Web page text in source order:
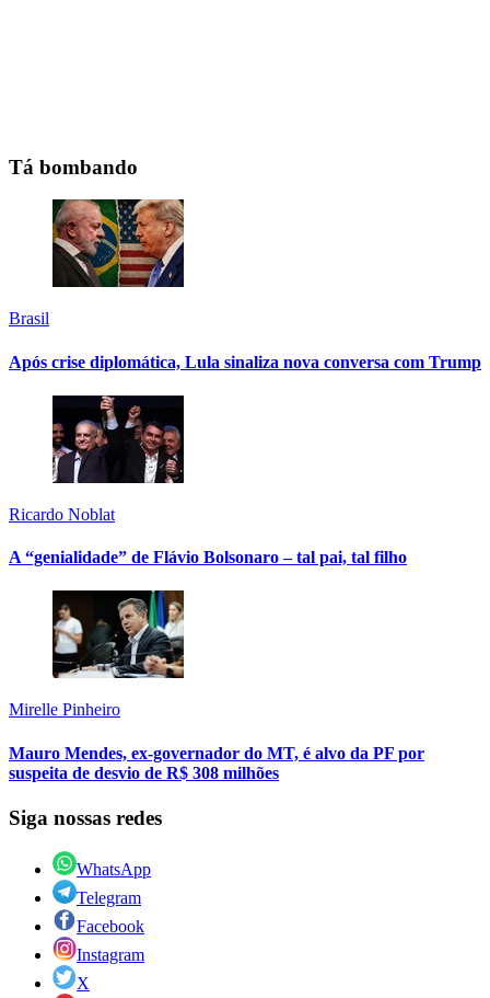
Tá bombando
Brasil
Após crise diplomática, Lula sinaliza nova conversa com Trump
Ricardo Noblat
A “genialidade” de Flávio Bolsonaro – tal pai, tal filho
Mirelle Pinheiro
Mauro Mendes, ex-governador do MT, é alvo da PF por
suspeita de desvio de R$ 308 milhões
Siga nossas redes
WhatsApp
Telegram
Facebook
Instagram
X